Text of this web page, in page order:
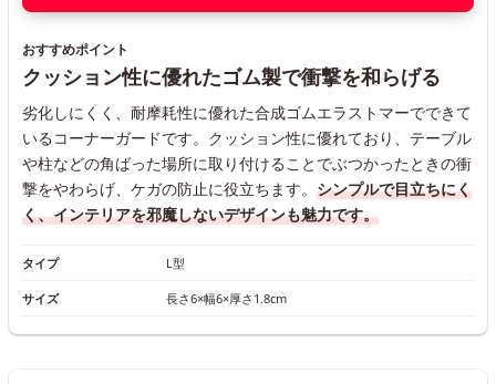
おすすめポイント
クッション性に優れたゴム製で衝撃を和らげる
劣化しにくく、耐摩耗性に優れた合成ゴムエラストマーでできて
いるコーナーガードです。クッション性に優れており、テーブル
や柱などの角ばった場所に取り付けることでぶつかったときの衝
撃をやわらげ、ケガの防止に役立ちます。 シンプルで目立ちにく
く、インテリアを邪魔しないデザインも魅力です。
タイプ L型
サイズ 長さ6×幅6×厚さ1.8cm